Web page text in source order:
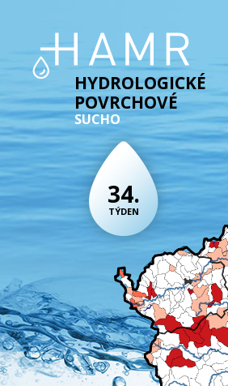
HYDROLOGICKÉ
POVRCHOVÉ
SUCHO
34.
TÝDEN